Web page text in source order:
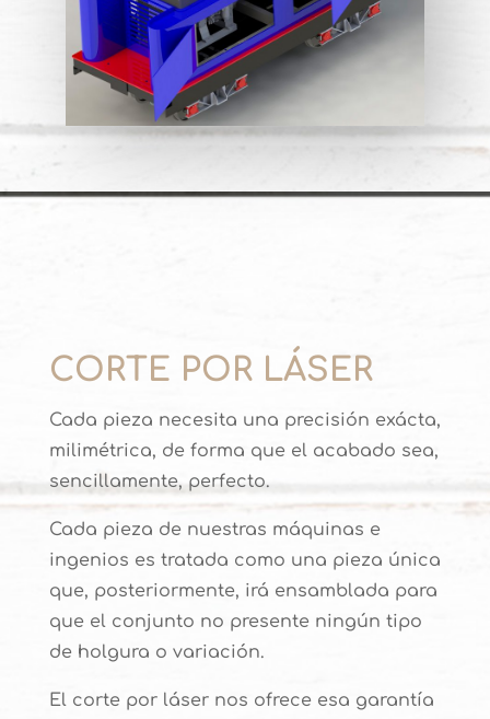
CORTE POR LÁSER
Cada pieza necesita una precisión exácta,
milimétrica, de forma que el acabado sea,
sencillamente, perfecto.
Cada pieza de nuestras máquinas e
ingenios es tratada como una pieza única
que, posteriormente, irá ensamblada para
que el conjunto no presente ningún tipo
de holgura o variación.
El corte por láser nos ofrece esa garantía